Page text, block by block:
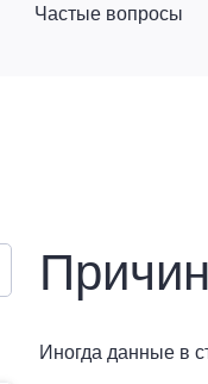
Частые вопросы
Иногда данные в